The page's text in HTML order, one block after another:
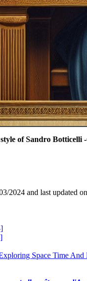
of Sandro
2024 and last updated
Space Time And